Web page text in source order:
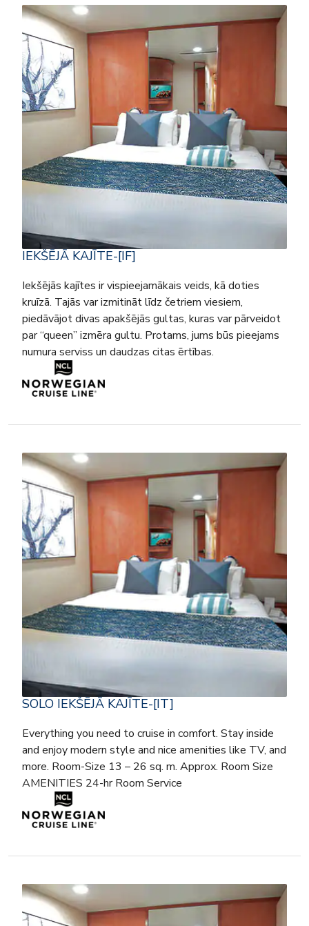
IEKŠĒJĀ KAJĪTE-[IF]
Iekšējās kajītes ir vispieejamākais veids, kā doties
kruīzā. Tajās var izmitināt līdz četriem viesiem,
piedāvājot divas apakšējās gultas, kuras var pārveidot
par “queen” izmēra gultu. Protams, jums būs pieejams
numura serviss un daudzas citas ērtības.
SOLO IEKŠĒJĀ KAJĪTE-[IT]
Everything you need to cruise in comfort. Stay inside
and enjoy modern style and nice amenities like TV, and
more. Room-Size 13 – 26 sq. m. Approx. Room Size
AMENITIES 24-hr Room Service